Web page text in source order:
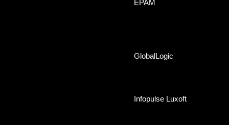
EPAM
GlobalLogic
Infopulse Luxoft